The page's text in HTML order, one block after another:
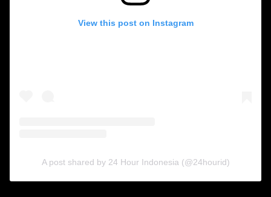
View this post on Instagram
A post shared by 24 Hour Indonesia (@24hourid)